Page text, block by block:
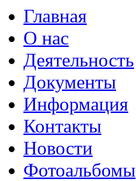
Главная
О нас
Деятельность
Документы
Информация
Контакты
Новости
Фотоальбомы